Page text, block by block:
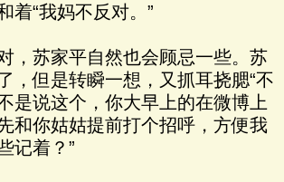
着“我妈不反对。”
，苏家平自然也会顾忌一些。苏
，但是转瞬一想，又抓耳挠腮“不
是说这个，你大早上的在微博上
和你姑姑提前打个招呼，方便我
记着？”